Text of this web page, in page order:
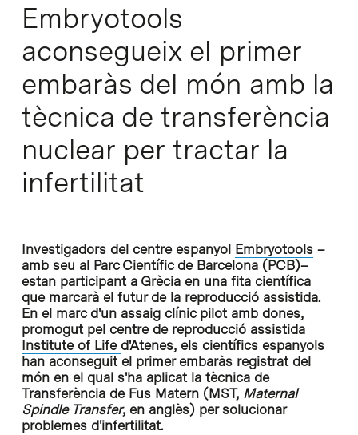
Embryotools
aconsegueix el primer
embaràs del món amb la
tècnica de transferència
nuclear per tractar la
infertilitat
Investigadors del centre espanyol Embryotools–
amb seu al Parc Científic de Barcelona (PCB)–
estan participant a Grècia en una fita científica
que marcarà el futur de la reproducció assistida.
En el marc d'un assaig clínic pilot amb dones,
promogut pel centre de reproducció assistida
Institute of Life d'Atenes, els científics espanyols
han aconseguit el primer embaràs registrat del
món en el qual s'ha aplicat la tècnica de
Transferència de Fus Matern (MST, Maternal
Spindle Transfer, en anglès) per solucionar
problemes d'infertilitat.